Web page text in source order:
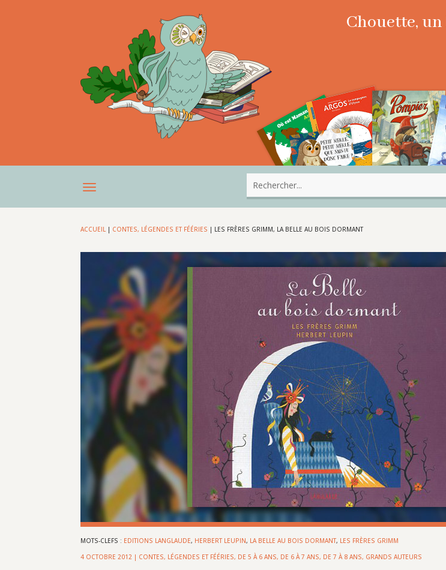
Chouette,
ACCUEIL | CONTES, LÉGENDES ET FÉÉRIES | LES FRÈRES GRIMM, LA BELLE AU BOIS DORMANT
MOTS-CLEFS : EDITIONS LANGLAUDE, HERBERT LEUPIN, LA BELLE AU BOIS DORMANT, LES FRÈRES GRIMM
4 OCTOBRE 2012 | CONTES, LÉGENDES ET FÉÉRIES, DE 5 À 6 ANS, DE 6 À 7 ANS, DE 7 À 8 ANS, GRANDS AUTEURS